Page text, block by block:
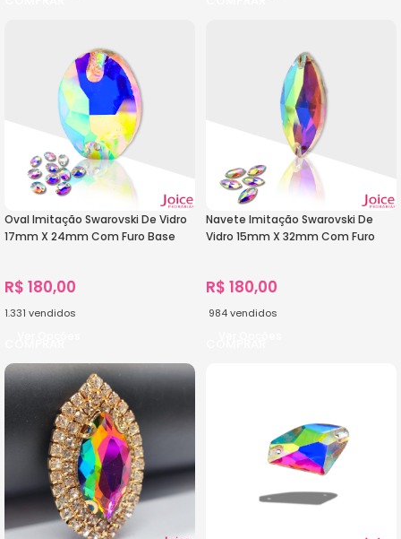
Oval Imitação Swarovski De Vidro
17mm X 24mm Com Furo Base
R$ 180,00
1.331 vendidos
Navete Imitação Swarovski De
Vidro 15mm X 32mm Com Furo
R$ 180,00
984vendidos